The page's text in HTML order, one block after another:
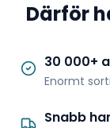
Därför
30 000+
Enormt
Snabb